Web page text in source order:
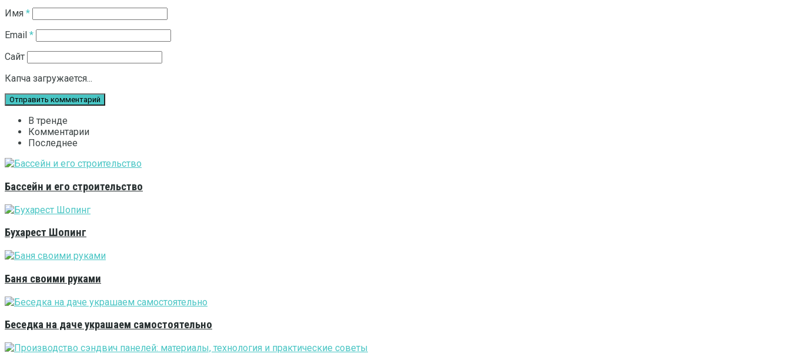
Имя *
Email *
Сайт
Капча загружается...
В тренде
Комментарии
Последнее
Бассейн и его строительство
Бухарест Шопинг
Баня своими руками
Беседка на даче украшаем самостоятельно